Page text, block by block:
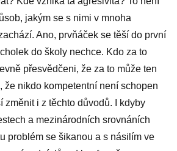
jakým se s nimi v mnoha
Ano, prvňáček se těší do první
do školy nechce. Kdo za to
přesvědčeni, že za to může ten
že nikdo kompetentní není schopen
změnit i z těchto důvodů. I kdyby
a mezinárodních srovnáních
problém se šikanou a s násilím ve